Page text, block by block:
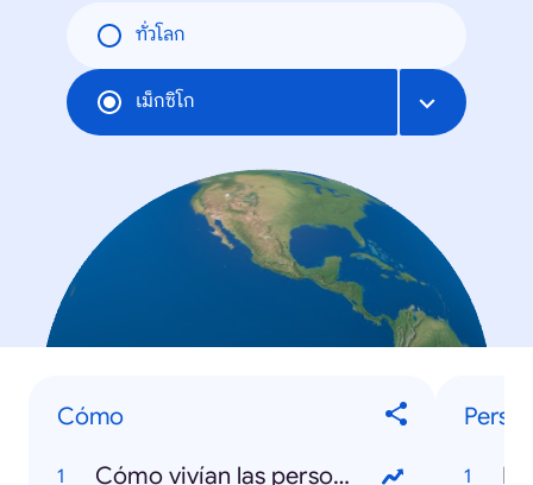
ทั่วโลก
เม็กซิโก
Cómo
Cómo vivían las personas en el antiguo Egipto